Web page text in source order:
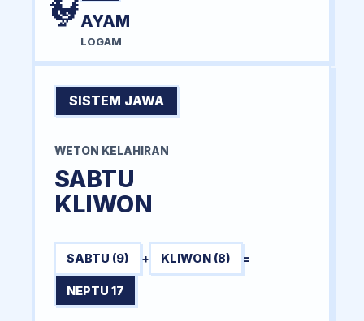
🐓AYAM
LOGAM
SISTEM JAWA
WETON KELAHIRAN
SABTU
KLIWON
SABTU (9) + KLIWON (8) =
NEPTU 17